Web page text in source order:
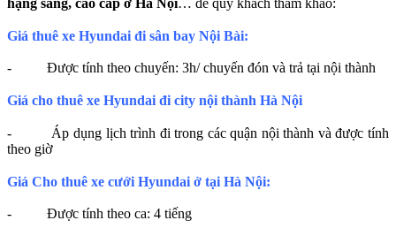
hạng sang, cao cấp ở Hà Nội… để quý khách tham khảo:
Giá thuê xe Hyundai đi sân bay Nội Bài:
- Được tính theo chuyến: 3h/ chuyến đón và trả tại nội thành
Giá cho thuê xe Hyundai đi city nội thành Hà Nội
- Áp dụng lịch trình đi trong các quận nội thành và được tính
theo giờ
Giá Cho thuê xe cưới Hyundai ở tại Hà Nội:
- Được tính theo ca: 4 tiếng